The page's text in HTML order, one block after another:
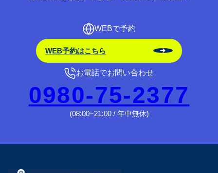
WEBで予約
WEB予約はこちら
お電話でお問い合わせ
0980-75-2377
(08:00~21:00 / 年中無休)